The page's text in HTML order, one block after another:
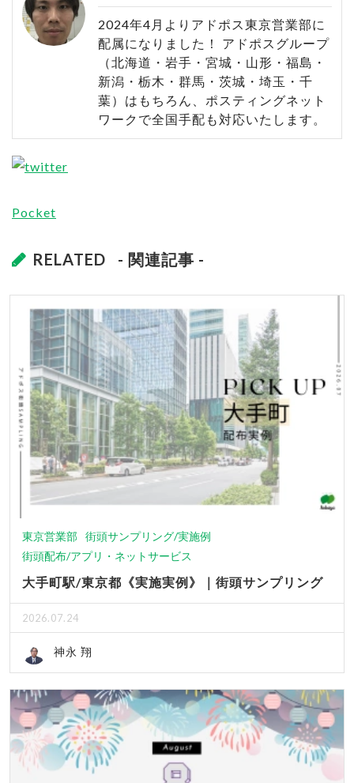
2024年4月よりアドポス東京営業部に
配属になりました！ アドポスグループ
（北海道・岩手・宮城・山形・福島・
新潟・栃木・群馬・茨城・埼玉・千
葉）はもちろん、ポスティングネット
ワークで全国手配も対応いたします。
Pocket
RELATED - 関連記事 -
東京営業部 街頭サンプリング/実施例
街頭配布/アプリ・ネットサービス
大手町駅/東京都《実施実例》｜街頭サンプリング
2026.07.24
神永 翔